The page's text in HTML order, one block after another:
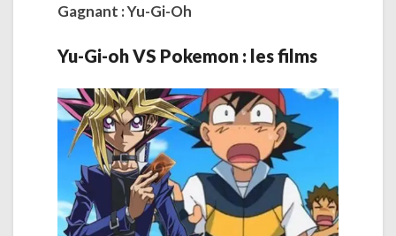
Gagnant : Yu-Gi-Oh
Yu-Gi-oh VS Pokemon : les films